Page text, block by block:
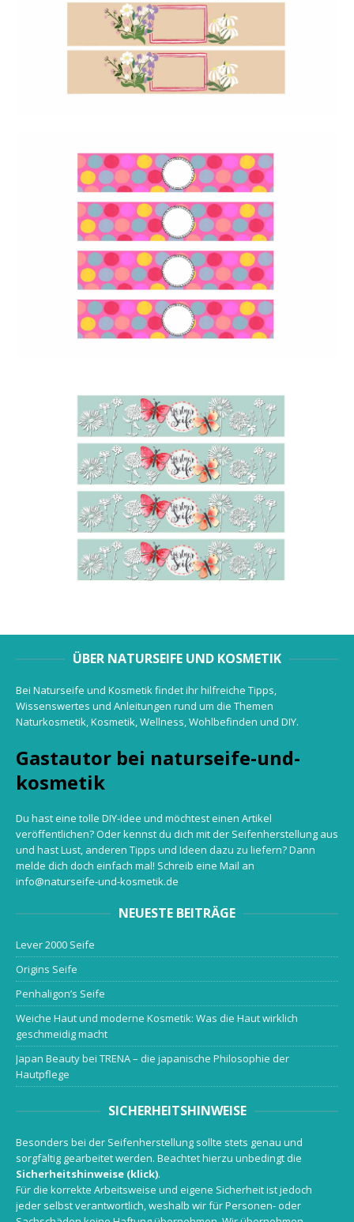
ÜBER NATURSEIFE UND KOSMETIK
Bei Naturseife und Kosmetik findet ihr hilfreiche Tipps,
Wissenswertes und Anleitungen rund um die Themen
Naturkosmetik, Kosmetik, Wellness, Wohlbefinden und DIY.
Gastautor bei naturseife-und-
kosmetik
Du hast eine tolle DIY-Idee und möchtest einen Artikel
veröffentlichen? Oder kennst du dich mit der Seifenherstellung aus
und hast Lust, anderen Tipps und Ideen dazu zu liefern? Dann
melde dich doch einfach mal! Schreib eine Mail an
info@naturseife-und-kosmetik.de
NEUESTE BEITRÄGE
Lever 2000 Seife
Origins Seife
Penhaligon’s Seife
Weiche Haut und moderne Kosmetik: Was die Haut wirklich
geschmeidig macht
Japan Beauty bei TRENA – die japanische Philosophie der
Hautpflege
SICHERHEITSHINWEISE
Besonders bei der Seifenherstellung sollte stets genau und
sorgfältig gearbeitet werden. Beachtet hierzu unbedingt die
Sicherheitshinweise (klick).
Für die korrekte Arbeitsweise und eigene Sicherheit ist jedoch
jeder selbst verantwortlich, weshalb wir für Personen- oder